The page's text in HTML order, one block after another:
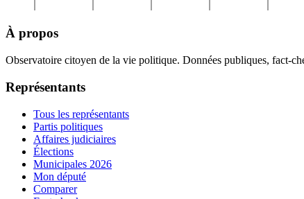
À propos
Observatoire citoyen de la vie politique. Données publiques, fact-
Représentants
Tous les représentants
Partis politiques
Affaires judiciaires
Élections
Municipales 2026
Mon député
Comparer